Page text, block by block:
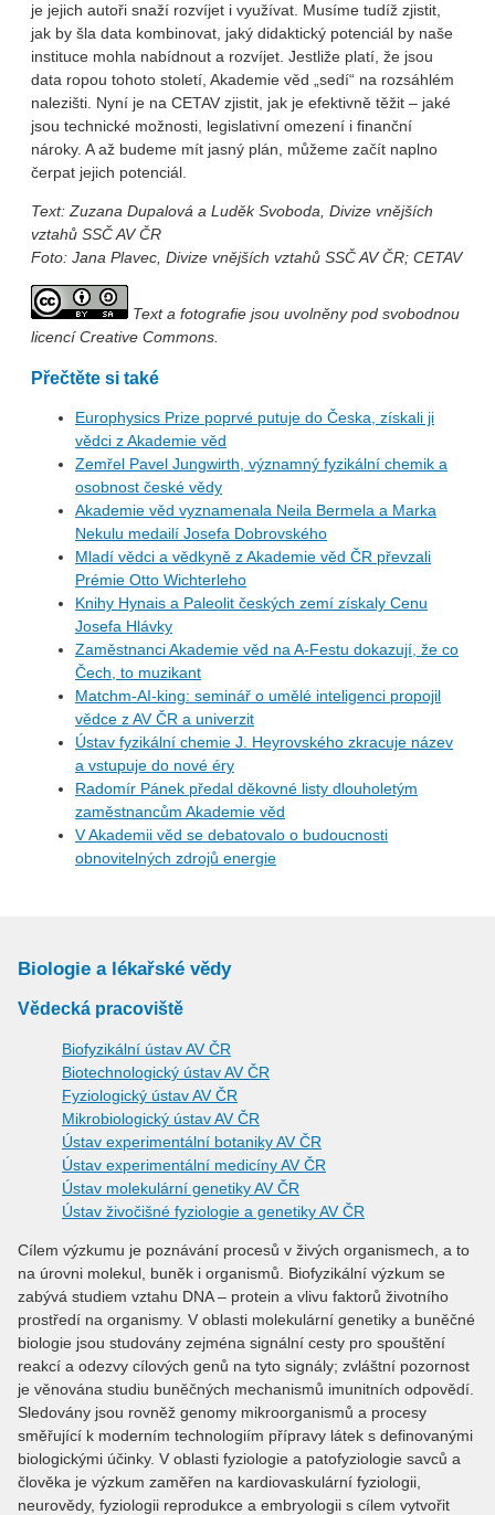
je jejich autoři snaží rozvíjet i využívat. Musíme tudíž zjistit,
jak by šla data kombinovat, jaký didaktický potenciál by naše
instituce mohla nabídnout a rozvíjet. Jestliže platí, že jsou
data ropou tohoto století, Akademie věd „sedí“ na rozsáhlém
nalezišti. Nyní je na CETAV zjistit, jak je efektivně těžit – jaké
jsou technické možnosti, legislativní omezení i finanční
nároky. A až budeme mít jasný plán, můžeme začít naplno
čerpat jejich potenciál.
Text: Zuzana Dupalová a Luděk Svoboda, Divize vnějších
vztahů SSČ AV ČR
Foto: Jana Plavec, Divize vnějších vztahů SSČ AV ČR; CETAV
Text a fotografie jsou uvolněny pod svobodnou
licencí Creative Commons.
Přečtěte si také
Europhysics Prize poprvé putuje do Česka, získali ji
vědci z Akademie věd
Zemřel Pavel Jungwirth, významný fyzikální chemik a
osobnost české vědy
Akademie věd vyznamenala Neila Bermela a Marka
Nekulu medailí Josefa Dobrovského
Mladí vědci a vědkyně z Akademie věd ČR převzali
Prémie Otto Wichterleho
Knihy Hynais a Paleolit českých zemí získaly Cenu
Josefa Hlávky
Zaměstnanci Akademie věd na A-Festu dokazují, že co
Čech, to muzikant
Matchm-AI-king: seminář o umělé inteligenci propojil
vědce z AV ČR a univerzit
Ústav fyzikální chemie J. Heyrovského zkracuje název
a vstupuje do nové éry
Radomír Pánek předal děkovné listy dlouholetým
zaměstnancům Akademie věd
V Akademii věd se debatovalo o budoucnosti
obnovitelných zdrojů energie
Biologie a lékařské vědy
Vědecká pracoviště
Biofyzikální ústav AV ČR
Biotechnologický ústav AV ČR
Fyziologický ústav AV ČR
Mikrobiologický ústav AV ČR
Ústav experimentální botaniky AV ČR
Ústav experimentální medicíny AV ČR
Ústav molekulární genetiky AV ČR
Ústav živočišné fyziologie a genetiky AV ČR
Cílem výzkumu je poznávání procesů v živých organismech, a to
na úrovni molekul, buněk i organismů. Biofyzikální výzkum se
zabývá studiem vztahu DNA – protein a vlivu faktorů životního
prostředí na organismy. V oblasti molekulární genetiky a buněčné
biologie jsou studovány zejména signální cesty pro spouštění
reakcí a odezvy cílových genů na tyto signály; zvláštní pozornost
je věnována studiu buněčných mechanismů imunitních odpovědí.
Sledovány jsou rovněž genomy mikroorganismů a procesy
směřující k moderním technologiím přípravy látek s definovanými
biologickými účinky. V oblasti fyziologie a patofyziologie savců a
člověka je výzkum zaměřen na kardiovaskulární fyziologii,
neurovědy, fyziologii reprodukce a embryologii s cílem vytvořit